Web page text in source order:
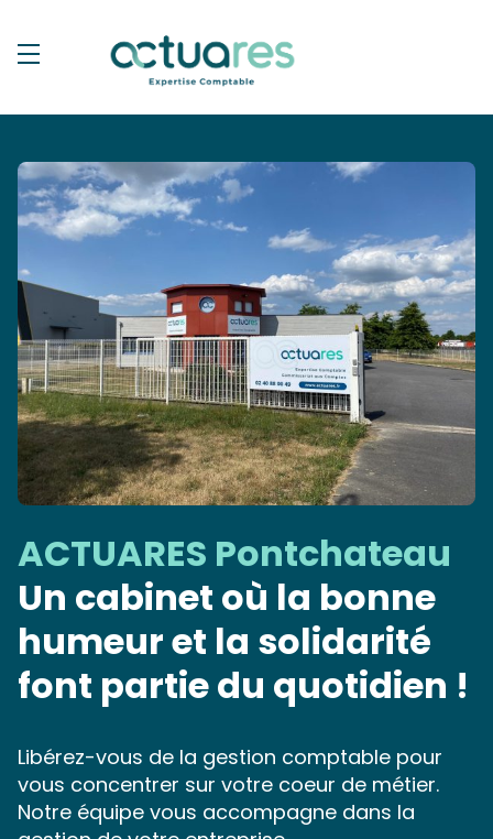
ACTUARES Pontchateau
Un cabinet où la bonne
humeur et la solidarité
font partie du quotidien !
Libérez-vous de la gestion comptable pour
vous concentrer sur votre coeur de métier.
Notre équipe vous accompagne dans la